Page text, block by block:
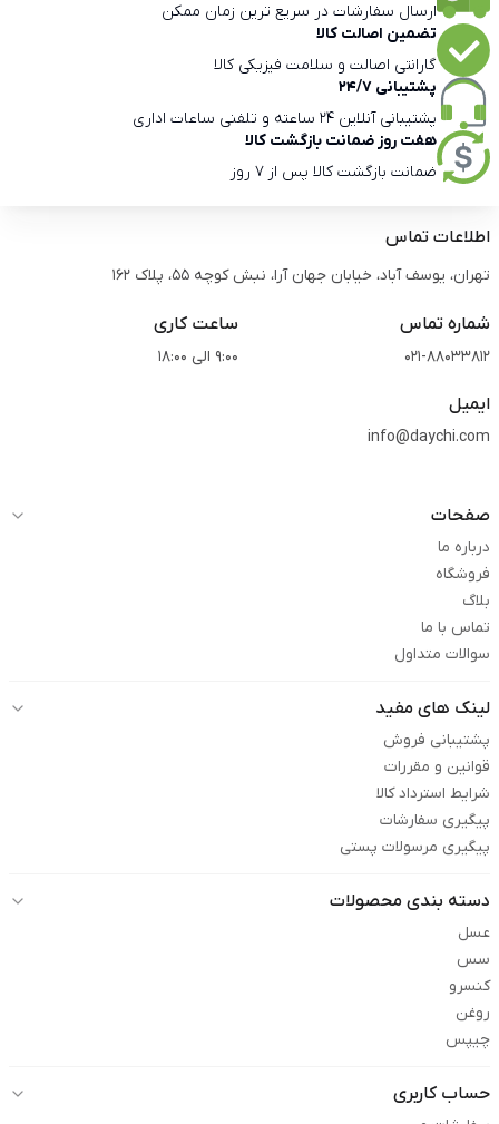
ارسال سفارشات در سریع ترین زمان ممکن
تضمین اصالت کالا
گارانتی اصالت و سلامت فیزیکی کالا
پشتیبانی 24/7
پشتیبانی آنلاین 24 ساعته و تلفنی ساعات اداری
هفت روز ضمانت بازگشت کالا
ضمانت بازگشت کالا پس از 7 روز
اطلاعات تماس
تهران، یوسف آباد، خیابان جهان آرا، نبش کوچه 55، پلاک 162
شماره تماس
021-88033812
ساعت کاری
9:00 الی 18:00
ایمیل
info@daychi.com
صفحات
درباره ما
فروشگاه
بلاگ
تماس با ما
سوالات متداول
لینک های مفید
پشتیبانی فروش
قوانین و مقررات
شرایط استرداد کالا
پیگیری سفارشات
پیگیری مرسولات پستی
دسته بندی محصولات
عسل
سس
کنسرو
روغن
چیپس
حساب کاربری